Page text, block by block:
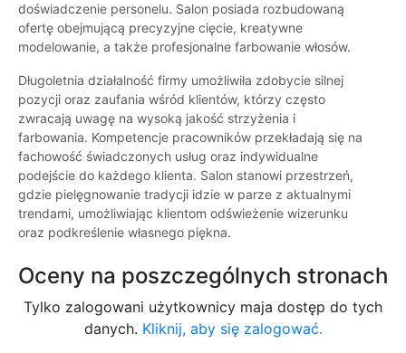
doświadczenie personelu. Salon posiada rozbudowaną
ofertę obejmującą precyzyjne cięcie, kreatywne
modelowanie, a także profesjonalne farbowanie włosów.
Długoletnia działalność firmy umożliwiła zdobycie silnej
pozycji oraz zaufania wśród klientów, którzy często
zwracają uwagę na wysoką jakość strzyżenia i
farbowania. Kompetencje pracowników przekładają się na
fachowość świadczonych usług oraz indywidualne
podejście do każdego klienta. Salon stanowi przestrzeń,
gdzie pielęgnowanie tradycji idzie w parze z aktualnymi
trendami, umożliwiając klientom odświeżenie wizerunku
oraz podkreślenie własnego piękna.
Oceny na poszczególnych stronach
Tylko zalogowani użytkownicy maja dostęp do tych
danych. Kliknij, aby się zalogować.